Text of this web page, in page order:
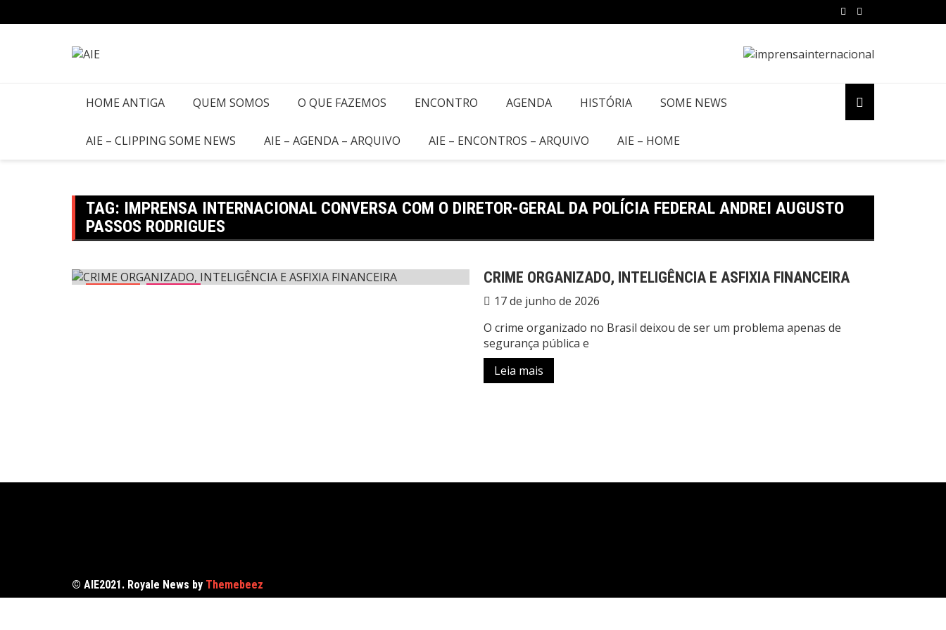
HOME ANTIGA QUEM SOMOS O QUE FAZEMOS ENCONTRO AGENDA HISTÓRIA SOME NEWS
AIE – CLIPPING SOME NEWS AIE – AGENDA – ARQUIVO AIE – ENCONTROS – ARQUIVO AIE – HOME
TAG: IMPRENSA INTERNACIONAL CONVERSA COM O DIRETOR-GERAL DA POLÍCIA FEDERAL ANDREI AUGUSTO
PASSOS RODRIGUES
CRIME ORGANIZADO, INTELIGÊNCIA E ASFIXIA FINANCEIRA
17 de junho de 2026
O crime organizado no Brasil deixou de ser um problema apenas de
segurança pública e
Leia mais
© AIE2021. Royale News by Themebeez